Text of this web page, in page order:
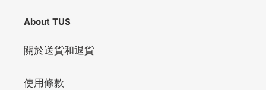
About TUS
關於送貨和退貨
使用條款